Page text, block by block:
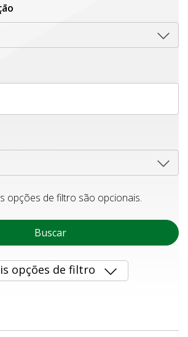
opções de filtro são opcionais.
Buscar
opções de filtro